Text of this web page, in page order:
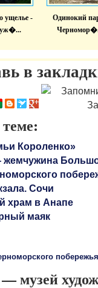
ущелье -
Одинокий
в
Короленко»
Сочи
храм в Анапе
маяк
музей